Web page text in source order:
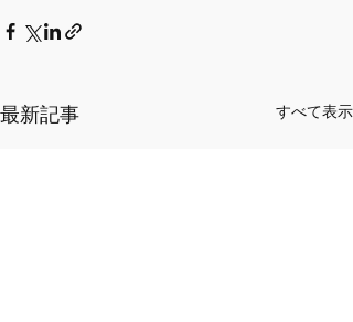
最新記事 すべて表示